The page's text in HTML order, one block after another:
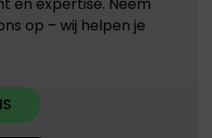
op – wij helpen je